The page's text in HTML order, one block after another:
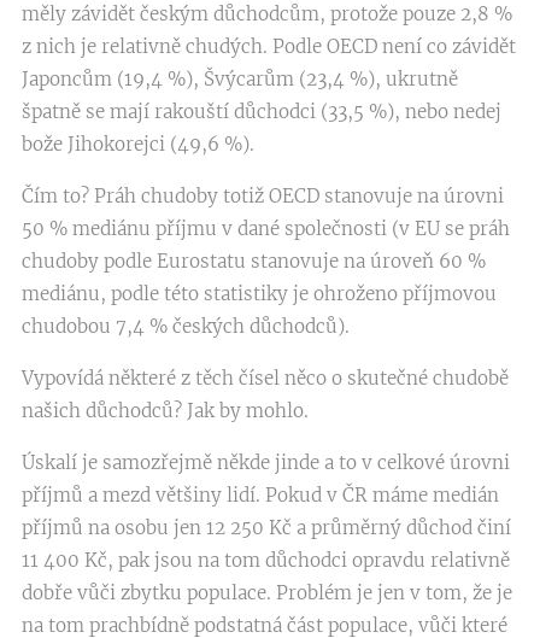
měly závidět českým důchodcům, protože pouze 2,8 %
z nich je relativně chudých. Podle OECD není co závidět
Japoncům (19,4 %), Švýcarům (23,4 %), ukrutně
špatně se mají rakouští důchodci (33,5 %), nebo nedej
bože Jihokorejci (49,6 %).
Čím to? Práh chudoby totiž OECD stanovuje na úrovni
50 % mediánu příjmu v dané společnosti (v EU se práh
chudoby podle Eurostatu stanovuje na úroveň 60 %
mediánu, podle této statistiky je ohroženo příjmovou
chudobou 7,4 % českých důchodců).
Vypovídá některé z těch čísel něco o skutečné chudobě
našich důchodců? Jak by mohlo.
Úskalí je samozřejmě někde jinde a to v celkové úrovni
příjmů a mezd většiny lidí. Pokud v ČR máme medián
příjmů na osobu jen 12 250 Kč a průměrný důchod činí
11 400 Kč, pak jsou na tom důchodci opravdu relativně
dobře vůči zbytku populace. Problém je jen v tom, že je
na tom prachbídně podstatná část populace, vůči které